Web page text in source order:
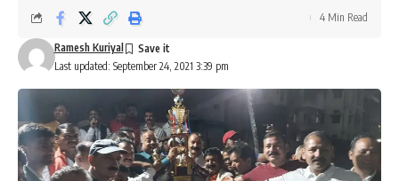
Last updated: September 24, 2021 3:39 pm
Ramesh Kuriyal
4 Min Read